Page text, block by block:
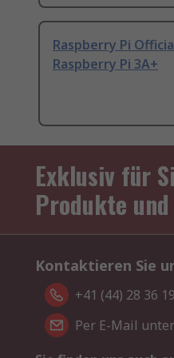
Raspberry Pi
Raspberry Pi 3A+
Exklusiv für
Produkte
Kontaktieren Sie
+41 (44) 28 36
Per E-Mail